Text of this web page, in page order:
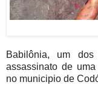
Babilônia, um
assassinato de
no municipio de